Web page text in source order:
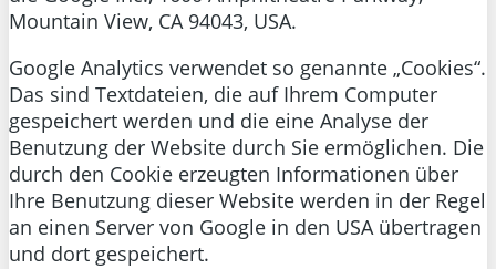
Mountain View, CA 94043, USA.
Google Analytics verwendet so genannte „Cookies“.
Das sind Textdateien, die auf Ihrem Computer
gespeichert werden und die eine Analyse der
Benutzung der Website durch Sie ermöglichen. Die
durch den Cookie erzeugten Informationen über
Ihre Benutzung dieser Website werden in der Regel
an einen Server von Google in den USA übertragen
und dort gespeichert.